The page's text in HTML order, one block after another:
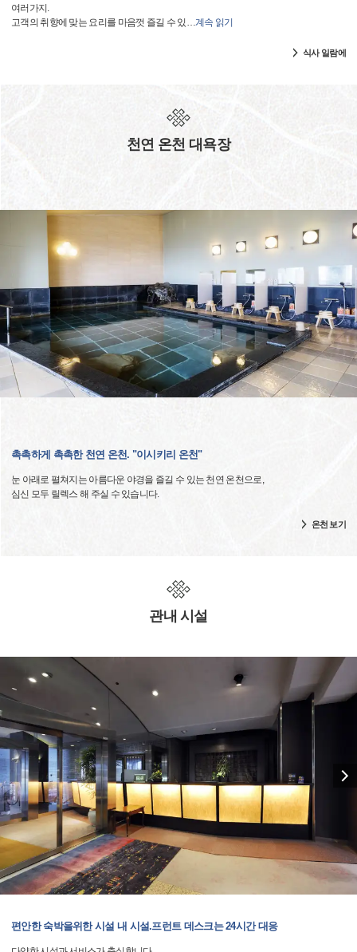
여러가지.
고객의 취향에 맞는 요리를 마음껏 즐길 수 있…계속 읽기
식사 일람에
천연 온천 대욕장
촉촉하게 촉촉한 천연 온천. "이시키리 온천"
눈 아래로 펼쳐지는 아름다운 야경을 즐길 수 있는 천연 온천으로,
심신 모두 릴렉스 해 주실 수 있습니다.
온천 보기
관내 시설
편안한 숙박을위한 시설 내 시설.프런트 데스크는 24시간 대응